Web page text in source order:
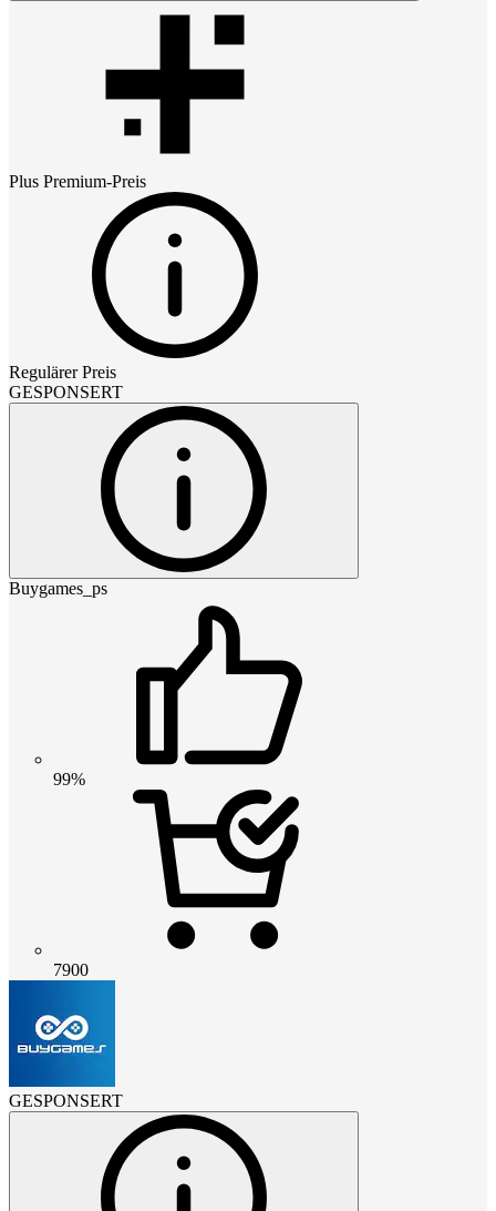
Plus Premium-Preis
Regulärer Preis
GESPONSERT
Buygames_ps
99%
7900
GESPONSERT